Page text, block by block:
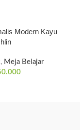
Modern Kayu
, Meja Belajar